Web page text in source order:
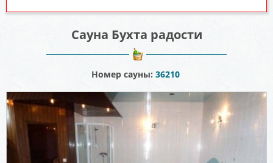
Сауна Бухта радости
Номер сауны: 36210